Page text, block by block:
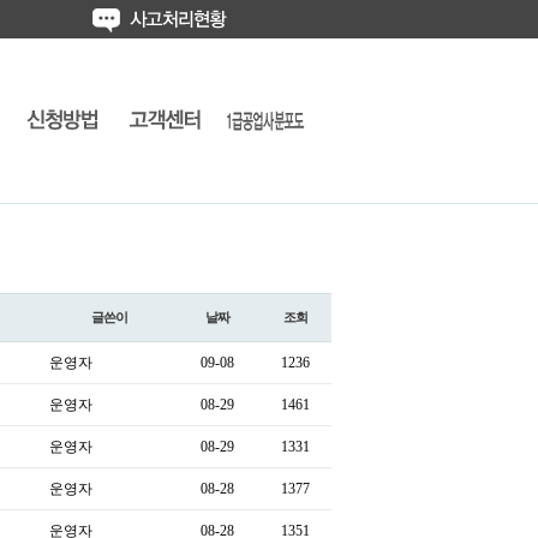
글쓴이 날짜 조회
운영자 09-08 1236
운영자 08-29 1461
운영자 08-29 1331
운영자 08-28 1377
운영자 08-28 1351